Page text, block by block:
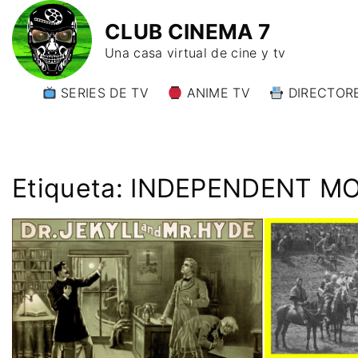
CLUB CINEMA 7
Una casa virtual de cine y tv
SERIES DE TV ANIME TV
Y)
Etiqueta: INDEPENDENT